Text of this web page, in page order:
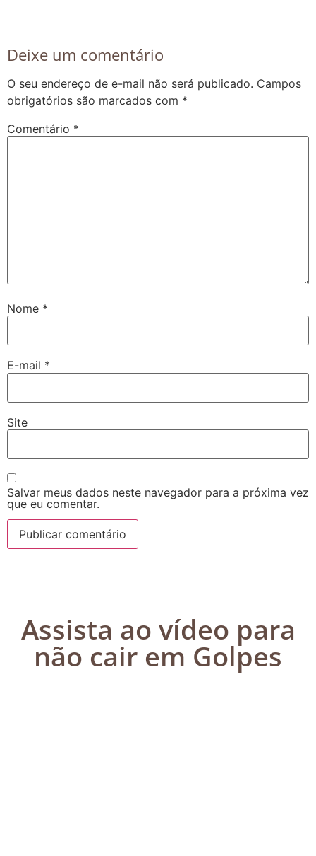
Deixe um comentário
O seu endereço de e-mail não será publicado. Campos
obrigatórios são marcados com *
Comentário *
Nome *
E-mail *
Site
Salvar meus dados neste navegador para a próxima vez
que eu comentar.
Assista ao vídeo para
não cair em Golpes